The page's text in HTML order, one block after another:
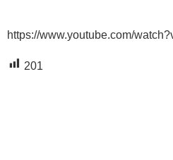
https://www.youtube.com/
201